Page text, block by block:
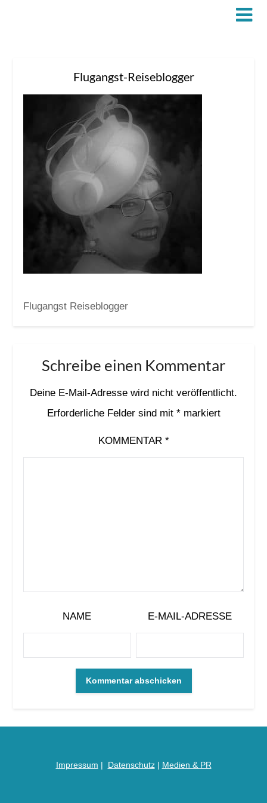
Flugangst-Reiseblogger
Flugangst Reiseblogger
Schreibe einen Kommentar
Deine E-Mail-Adresse wird nicht veröffentlicht.
Erforderliche Felder sind mit *markiert
KOMMENTAR *
NAME E-MAIL-ADRESSE
Impressum | Datenschutz| Medien & PR